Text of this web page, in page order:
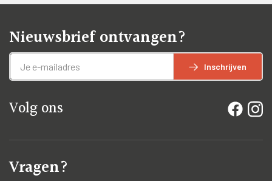
Nieuwsbrief ontvangen?
Inschrijven
Volg ons
Vragen?